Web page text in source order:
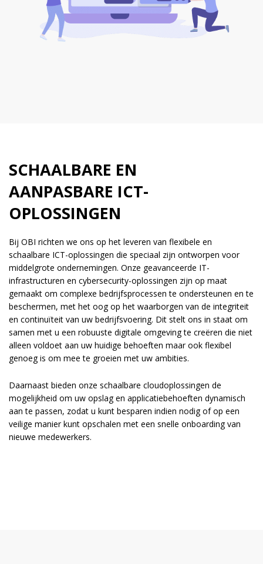
SCHAALBARE EN
AANPASBARE ICT-
OPLOSSINGEN
Bij OBI richten we ons op het leveren van flexibele en
schaalbare ICT-oplossingen die speciaal zijn ontworpen voor
middelgrote ondernemingen. Onze geavanceerde IT-
infrastructuren en cybersecurity-oplossingen zijn op maat
gemaakt om complexe bedrijfsprocessen te ondersteunen en te
beschermen, met het oog op het waarborgen van de integriteit
en continuïteit van uw bedrijfsvoering. Dit stelt ons in staat om
samen met u een robuuste digitale omgeving te creëren die niet
alleen voldoet aan uw huidige behoeften maar ook flexibel
genoeg is om mee te groeien met uw ambities.
Daarnaast bieden onze schaalbare cloudoplossingen de
mogelijkheid om uw opslag en applicatiebehoeften dynamisch
aan te passen, zodat u kunt besparen indien nodig of op een
veilige manier kunt opschalen met een snelle onboarding van
nieuwe medewerkers.